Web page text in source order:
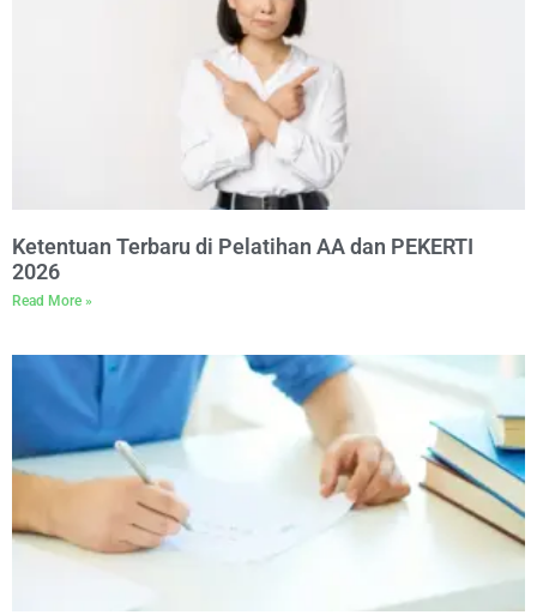
Ketentuan Terbaru di Pelatihan AA dan PEKERTI
2026
Read More »